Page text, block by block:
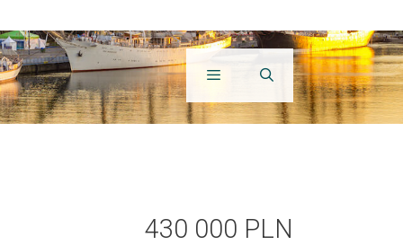
430 000 PLN